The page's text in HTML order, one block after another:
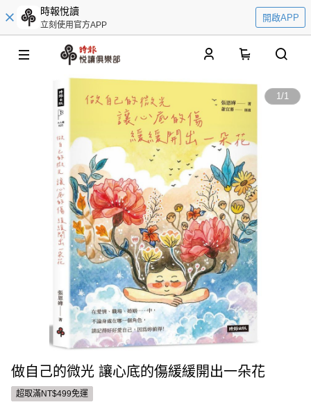
時報悅讀
立刻使用官方APP
開啟APP
1/1
做自己的微光 讓心底的傷緩緩開出一朵花
超取滿NT$499免運